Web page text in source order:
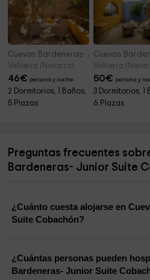
Cuevas Bardeneras- Junior Suite
Valtierra (Navarra)
46€ persona y noche
2 Dormitorios, 1 Baños,
5 Plazas
Cuevas
Valtierra
50€ persona y
3 Dormitorios, 1
6 Plazas
Preguntas frecuentes
Bardeneras- Junior Suite
¿Cuánto cuesta alojarse en
Suite Cobachón?
¿Cuántas personas pueden
Bardeneras- Junior Suite